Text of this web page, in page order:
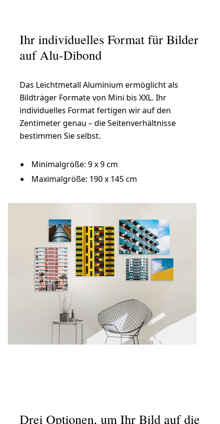
Ihr individuelles Format für Bilder
auf Alu-Dibond
Das Leichtmetall Aluminium ermöglicht als
Bildträger Formate von Mini bis XXL. Ihr
individuelles Format fertigen wir auf den
Zentimeter genau – die Seitenverhältnisse
bestimmen Sie selbst.
Minimalgröße: 9 x 9 cm
Maximalgröße: 190 x 145 cm
Drei Optionen, um Ihr Bild auf die